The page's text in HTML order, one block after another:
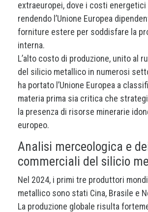
extraeuropei, dove i costi
rendendo l’Unione Europea
forniture estere per soddisfare la
interna.
L’alto costo di produzione, unito al
del silicio metallico in numerosi
ha portato l’Unione Europea a
materia prima sia critica che
la presenza di risorse minerarie
europeo.
Analisi merceologica e
commerciali del silicio
Nel 2024, i primi tre produttori
metallico sono stati Cina, Brasile e
La produzione globale risulta